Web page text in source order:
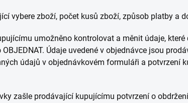
vybere zboží, počet kusů zboží, způsob platby a
umožněno kontrolovat a měnit údaje,
Údaje uvedené v objednávce jsou
údajů v objednávkovém formuláři a potvrzení
zašle prodávající kupujícímu potvrzení o